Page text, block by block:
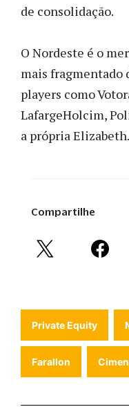
de consolidação.
O Nordeste é o
mais fragmentado
players como
LafargeHolcim,
a própria Elizabeth.
Compartilhe
Private Equity
Farallon